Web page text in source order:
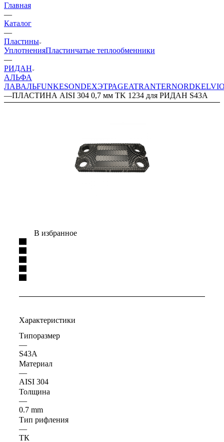
Главная
—
Каталог
—
Пластины
УплотненияПластинчатые теплообменники
—
РИДАН
АЛЬФА
ЛАВАЛЬFUNKESONDEXЭТРАGEATRANTERNORD
—ПЛАСТИНА AISI 304 0,7 мм TK 1234 для РИДАН S43A
В избранное
Характеристики
Типоразмер
—
S43A
Материал
—
AISI 304
Толщина
—
0.7 mm
Тип рифления
—
ТК